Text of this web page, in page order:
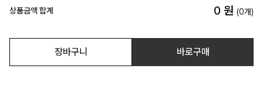
상품금액 합계 0 원 (0개)
장바구니 바로구매